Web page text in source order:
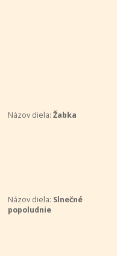
Názov diela: Žabka
Názov diela: Slnečné
popoludnie